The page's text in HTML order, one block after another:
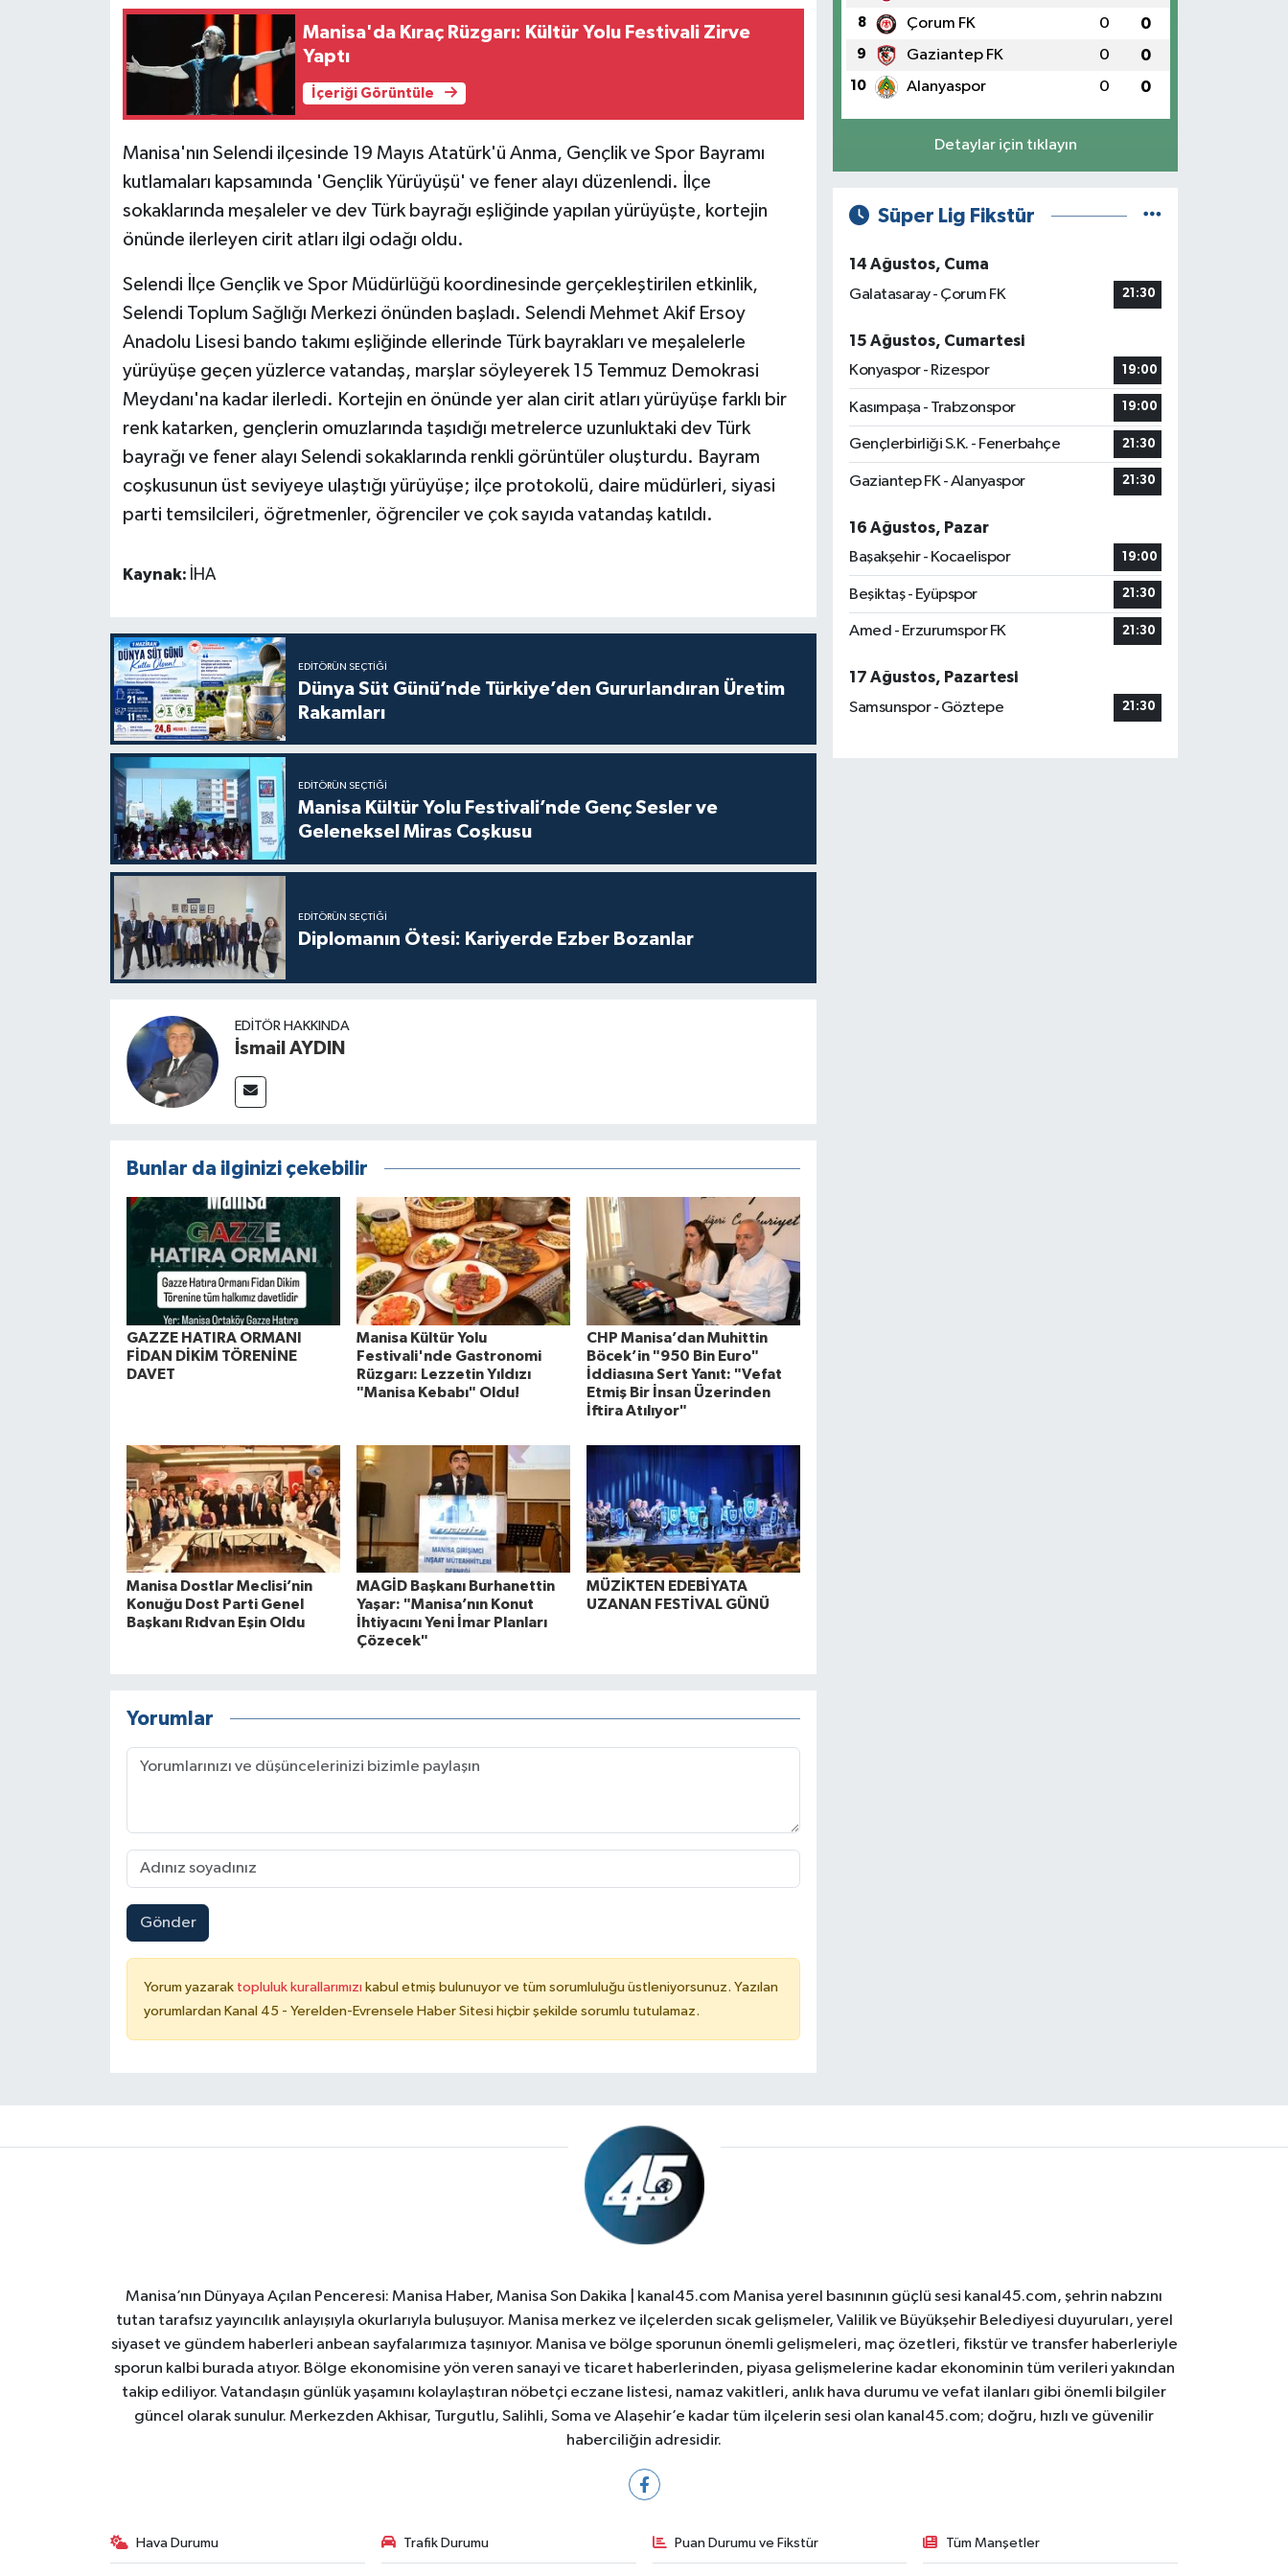
Manisa'da Kıraç Rüzgarı: Kültür Yolu Festivali Zirve
Yaptı
İçeriği Görüntüle
Manisa'nın Selendi ilçesinde 19 Mayıs Atatürk'ü Anma, Gençlik ve Spor Bayramı
kutlamaları kapsamında 'Gençlik Yürüyüşü' ve fener alayı düzenlendi. İlçe
sokaklarında meşaleler ve dev Türk bayrağı eşliğinde yapılan yürüyüşte, kortejin
önünde ilerleyen cirit atları ilgi odağı oldu.
Selendi İlçe Gençlik ve Spor Müdürlüğü koordinesinde gerçekleştirilen etkinlik,
Selendi Toplum Sağlığı Merkezi önünden başladı. Selendi Mehmet Akif Ersoy
Anadolu Lisesi bando takımı eşliğinde ellerinde Türk bayrakları ve meşalelerle
yürüyüşe geçen yüzlerce vatandaş, marşlar söyleyerek 15 Temmuz Demokrasi
Meydanı'na kadar ilerledi. Kortejin en önünde yer alan cirit atları yürüyüşe farklı bir
renk katarken, gençlerin omuzlarında taşıdığı metrelerce uzunluktaki dev Türk
bayrağı ve fener alayı Selendi sokaklarında renkli görüntüler oluşturdu. Bayram
coşkusunun üst seviyeye ulaştığı yürüyüşe; ilçe protokolü, daire müdürleri, siyasi
parti temsilcileri, öğretmenler, öğrenciler ve çok sayıda vatandaş katıldı.
Kaynak: İHA
EDITÖRÜN SEÇTIĞI
Dünya Süt Günü’nde Türkiye’den Gururlandıran Üretim
Rakamları
EDITÖRÜN SEÇTIĞI
Manisa Kültür Yolu Festivali’nde Genç Sesler ve
Geleneksel Miras Coşkusu
EDITÖRÜN SEÇTIĞI
Diplomanın Ötesi: Kariyerde Ezber Bozanlar
EDITÖR HAKKINDA
İsmail AYDIN
Bunlar da ilginizi çekebilir
GAZZE HATIRA ORMANI
FİDAN DİKİM TÖRENİNE
DAVET
Manisa Kültür Yolu
Festivali'nde Gastronomi
Rüzgarı: Lezzetin Yıldızı
"Manisa Kebabı" Oldu!
CHP Manisa’dan Muhittin
Böcek’in "950 Bin Euro"
İddiasına Sert Yanıt: "Vefat
Etmiş Bir İnsan Üzerinden
İftira Atılıyor"
Manisa Dostlar Meclisi’nin
Konuğu Dost Parti Genel
Başkanı Rıdvan Eşin Oldu
MAGİD Başkanı Burhanettin
Yaşar: "Manisa’nın Konut
İhtiyacını Yeni İmar Planları
Çözecek"
MÜZİKTEN EDEBİYATA
UZANAN FESTİVAL GÜNÜ
Yorumlar
Gönder
Yorum yazarak topluluk kurallarımızı kabul etmiş bulunuyor ve tüm sorumluluğu üstleniyorsunuz. Yazılan
yorumlardan Kanal 45 - Yerelden-Evrensele Haber Sitesi hiçbir şekilde sorumlu tutulamaz.
8 Çorum FK 0 0
9 Gaziantep FK 0 0
10 Alanyaspor 0 0
Detaylar için tıklayın
Süper Lig Fikstür
14 Ağustos, Cuma
Galatasaray - Çorum FK
21:30
15 Ağustos, Cumartesi
Konyaspor - Rizespor
19:00
Kasımpaşa - Trabzonspor 19:00
Gençlerbirliği S.K. - Fenerbahçe 21:30
Gaziantep FK - Alanyaspor 21:30
16 Ağustos, Pazar
Başakşehir - Kocaelispor
19:00
Beşiktaş - Eyüpspor 21:30
Amed - Erzurumspor FK 21:30
17 Ağustos, Pazartesi
Samsunspor - Göztepe
21:30
Manisa’nın Dünyaya Açılan Penceresi: Manisa Haber, Manisa Son Dakika | kanal45.com Manisa yerel basınının güçlü sesi kanal45.com, şehrin nabzını
tutan tarafsız yayıncılık anlayışıyla okurlarıyla buluşuyor. Manisa merkez ve ilçelerden sıcak gelişmeler, Valilik ve Büyükşehir Belediyesi duyuruları, yerel
siyaset ve gündem haberleri anbean sayfalarımıza taşınıyor. Manisa ve bölge sporunun önemli gelişmeleri, maç özetleri, fikstür ve transfer haberleriyle
sporun kalbi burada atıyor. Bölge ekonomisine yön veren sanayi ve ticaret haberlerinden, piyasa gelişmelerine kadar ekonominin tüm verileri yakından
takip ediliyor. Vatandaşın günlük yaşamını kolaylaştıran nöbetçi eczane listesi, namaz vakitleri, anlık hava durumu ve vefat ilanları gibi önemli bilgiler
güncel olarak sunulur. Merkezden Akhisar, Turgutlu, Salihli, Soma ve Alaşehir’e kadar tüm ilçelerin sesi olan kanal45.com; doğru, hızlı ve güvenilir
haberciliğin adresidir.
Hava Durumu Trafik Durumu Puan Durumu ve Fikstür Tüm Manşetler